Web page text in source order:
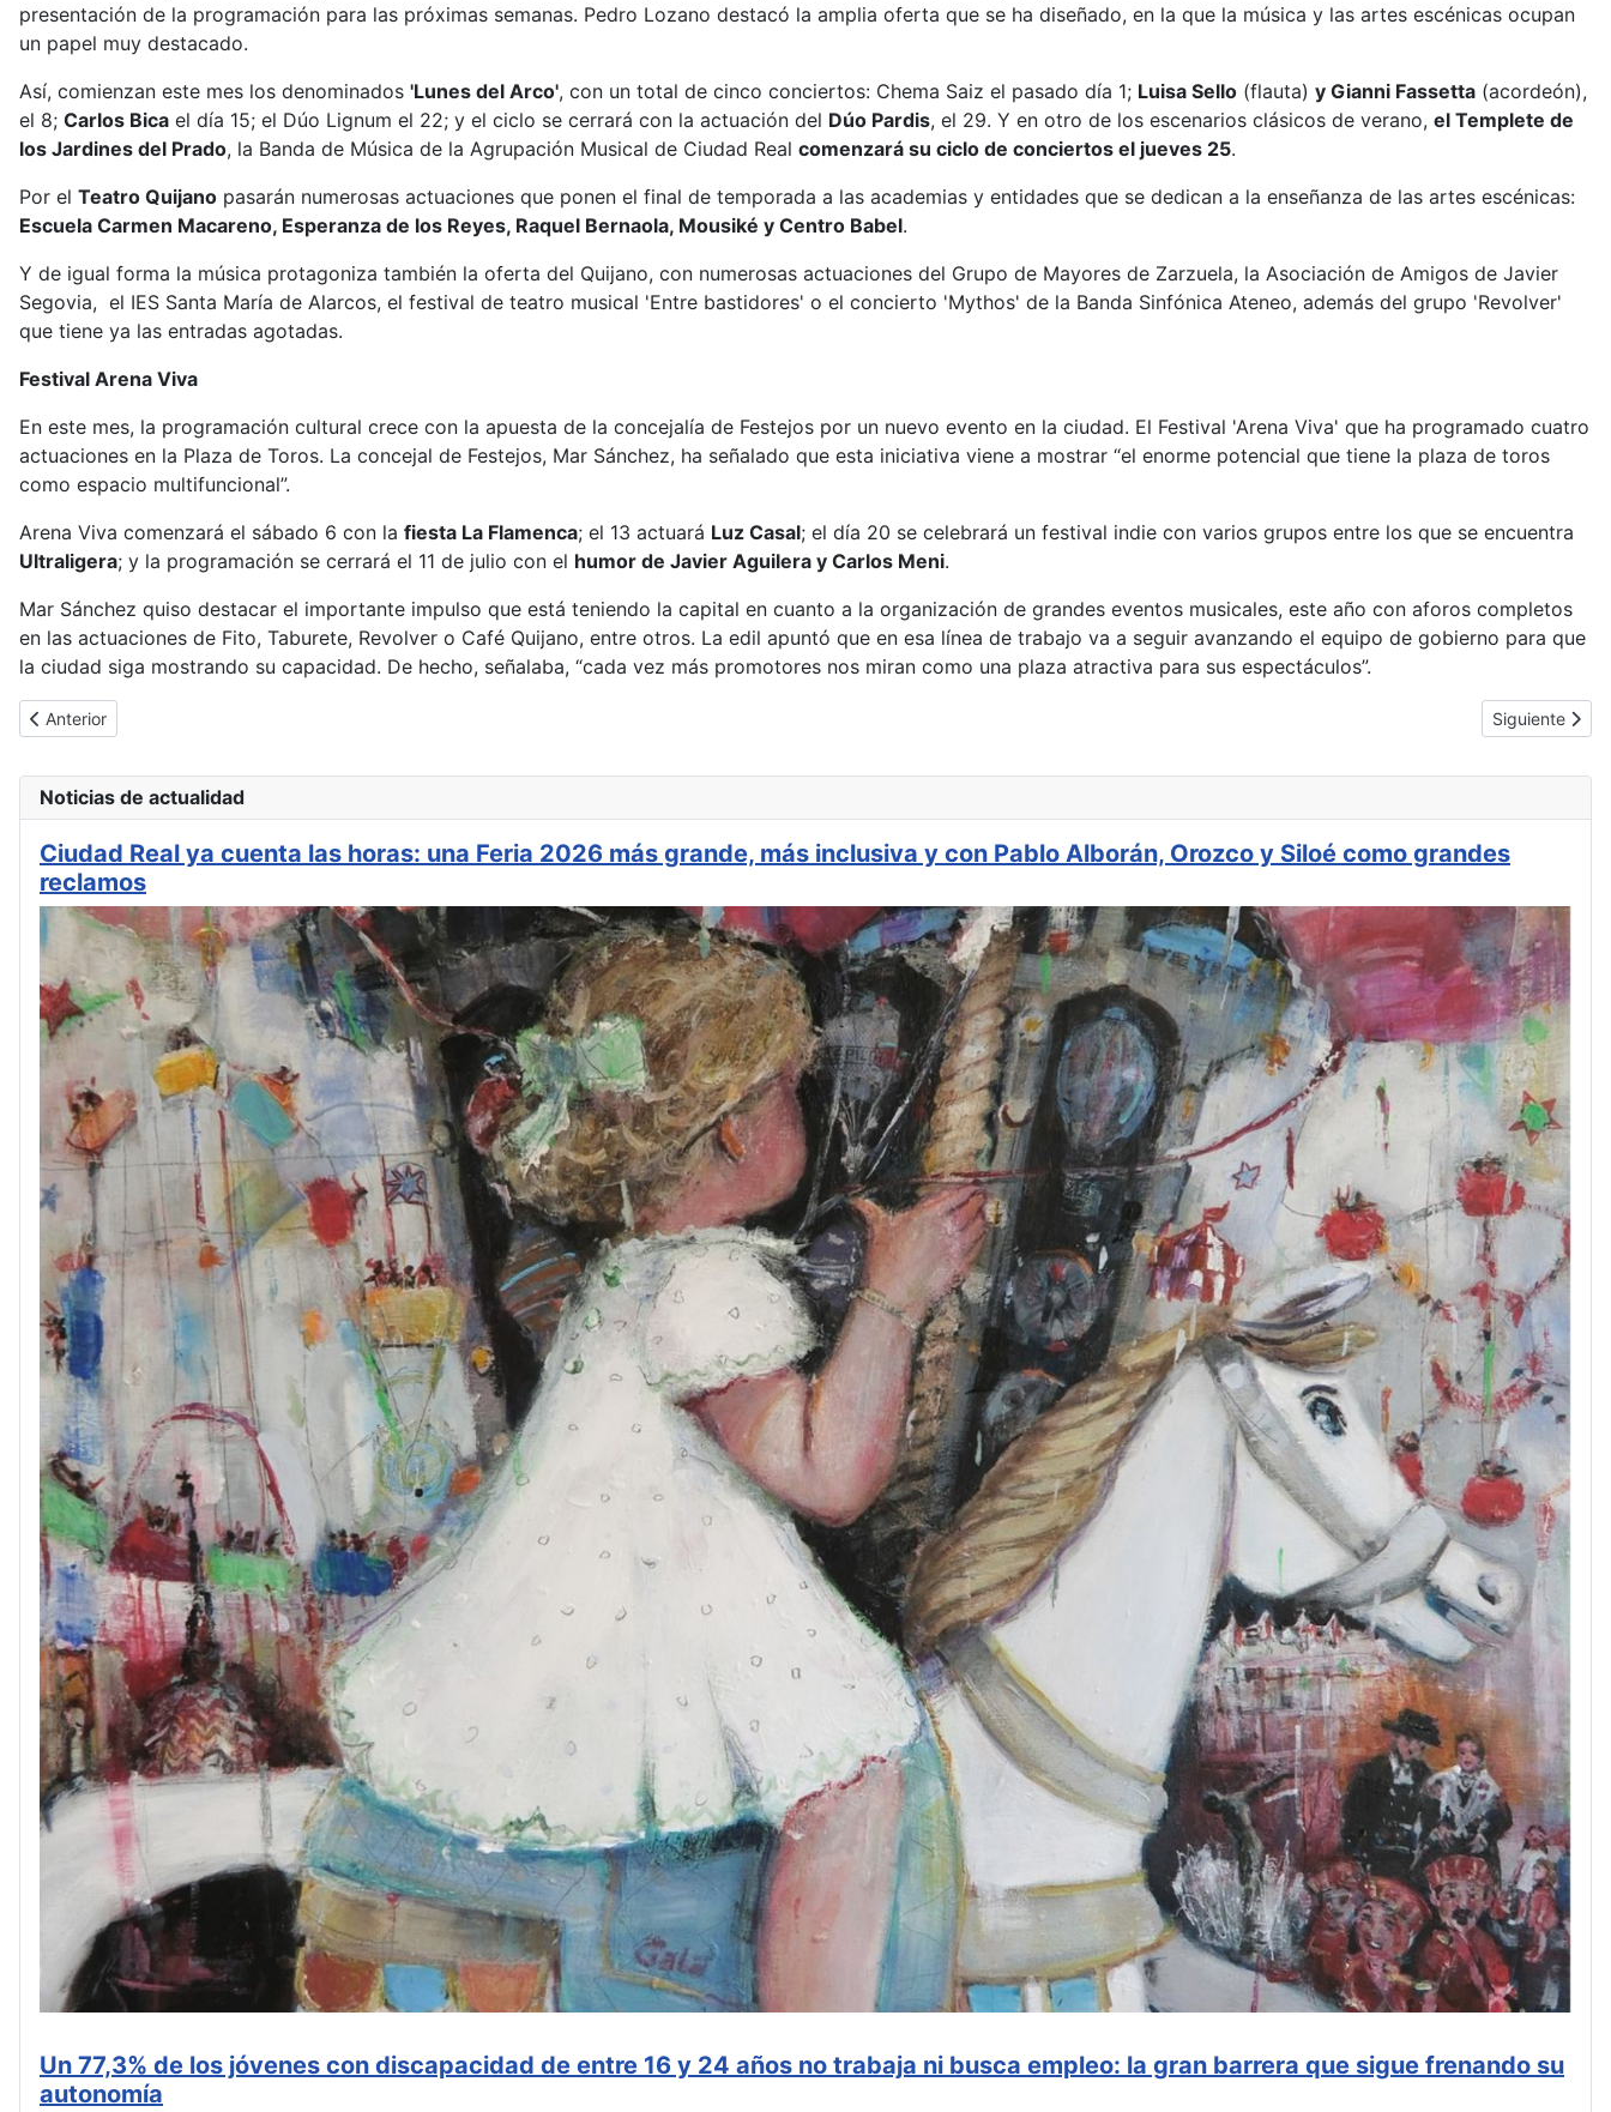
presentación de la programación para las próximas semanas. Pedro Lozano destacó la amplia oferta que se ha diseñado, en la que la música y las artes escénicas ocupan
un papel muy destacado.
Así, comienzan este mes los denominados 'Lunes del Arco', con un total de cinco conciertos: Chema Saiz el pasado día 1; Luisa Sello (flauta) y Gianni Fassetta (acordeón),
el 8; Carlos Bica el día 15; el Dúo Lignum el 22; y el ciclo se cerrará con la actuación del Dúo Pardis, el 29. Y en otro de los escenarios clásicos de verano, el Templete de
los Jardines del Prado, la Banda de Música de la Agrupación Musical de Ciudad Real comenzará su ciclo de conciertos el jueves 25.
Por el Teatro Quijano pasarán numerosas actuaciones que ponen el final de temporada a las academias y entidades que se dedican a la enseñanza de las artes escénicas:
Escuela Carmen Macareno, Esperanza de los Reyes, Raquel Bernaola, Mousiké y Centro Babel.
Y de igual forma la música protagoniza también la oferta del Quijano, con numerosas actuaciones del Grupo de Mayores de Zarzuela, la Asociación de Amigos de Javier
Segovia, el IES Santa María de Alarcos, el festival de teatro musical 'Entre bastidores' o el concierto 'Mythos' de la Banda Sinfónica Ateneo, además del grupo 'Revolver'
que tiene ya las entradas agotadas.
Festival Arena Viva
En este mes, la programación cultural crece con la apuesta de la concejalía de Festejos por un nuevo evento en la ciudad. El Festival 'Arena Viva' que ha programado cuatro
actuaciones en la Plaza de Toros. La concejal de Festejos, Mar Sánchez, ha señalado que esta iniciativa viene a mostrar “el enorme potencial que tiene la plaza de toros
como espacio multifuncional”.
Arena Viva comenzará el sábado 6 con la fiesta La Flamenca; el 13 actuará Luz Casal; el día 20 se celebrará un festival indie con varios grupos entre los que se encuentra
Ultraligera; y la programación se cerrará el 11 de julio con el humor de Javier Aguilera y Carlos Meni.
Mar Sánchez quiso destacar el importante impulso que está teniendo la capital en cuanto a la organización de grandes eventos musicales, este año con aforos completos
en las actuaciones de Fito, Taburete, Revolver o Café Quijano, entre otros. La edil apuntó que en esa línea de trabajo va a seguir avanzando el equipo de gobierno para que
la ciudad siga mostrando su capacidad. De hecho, señalaba, “cada vez más promotores nos miran como una plaza atractiva para sus espectáculos”.
Artículo anterior: Los Conciertos Solidarios de la Diputación de Ciudad Real quedan aplazados por materia legal
Anterior Artículo
Siguiente
Noticias de actualidad
Ciudad Real ya cuenta las horas: una Feria 2026 más grande, más inclusiva y con Pablo Alborán, Orozco y Siloé como grandes
reclamos
Un 77,3% de los jóvenes con discapacidad de entre 16 y 24 años no trabaja ni busca empleo: la gran barrera que sigue frenando su
autonomía